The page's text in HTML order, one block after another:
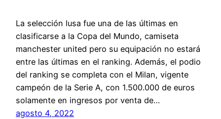
La selección lusa fue una de las últimas en
clasificarse a la Copa del Mundo, camiseta
manchester united pero su equipación no estará
entre las últimas en el ranking. Además, el podio
del ranking se completa con el Milan, vigente
campeón de la Serie A, con 1.500.000 de euros
solamente en ingresos por venta de…
agosto 4, 2022